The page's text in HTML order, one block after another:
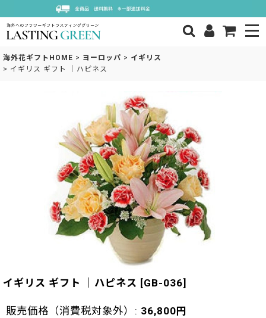
海外花ギフトHOME > ヨーロッパ > イギリス
> イギリス ギフト ｜ハピネス
イギリス ギフト ｜ハピネス [GB-036]
販売価格（消費税対象外） : 36,800 円